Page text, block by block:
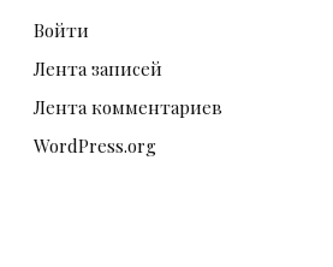
Войти
Лента записей
Лента комментариев
WordPress.org